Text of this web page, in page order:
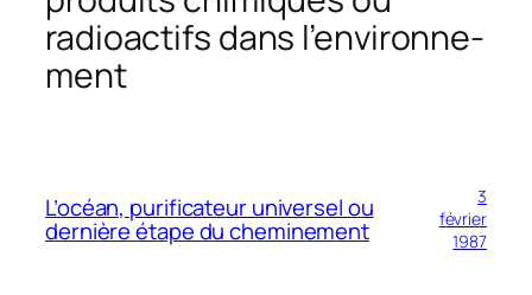
radioactifs dans l’environne­
ment
L’océan, purificateur universel ou
dernière étape du cheminement
3
février
1987